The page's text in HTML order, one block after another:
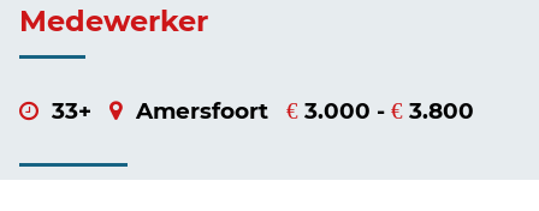
Medewerker
33+ Amersfoort € 3.000 - € 3.800